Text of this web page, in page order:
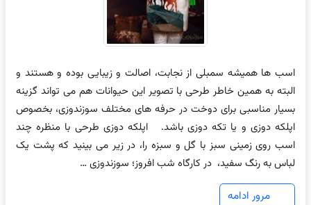
اسب ها همیشه سمبلی از نجابت، اصالت و زیبایی بوده و هستند و
البته به همین خاطر طرحی با تصویر این حیوانات هم می تواند گزینه
بسیار مناسبی برای دوخت در حرفه های مختلف سوزندوزی، بخصوص
اپلکه دوزی و یا تکه دوزی باشد. اپلکه دوزی طرحی با منظره چند
اسب روی زمینی سبز با گل و سبزه را، در زیر می بینید که پشت یک
لباس به رنگ سفید، در کارگاه شب افروز؛ سوزندوزی …
مرور ادامه